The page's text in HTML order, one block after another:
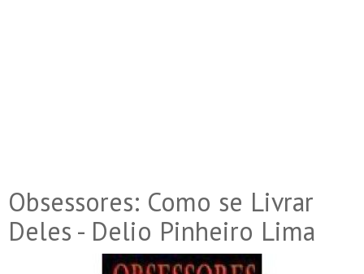
Obsessores: Como se Livrar
Deles - Delio Pinheiro Lima